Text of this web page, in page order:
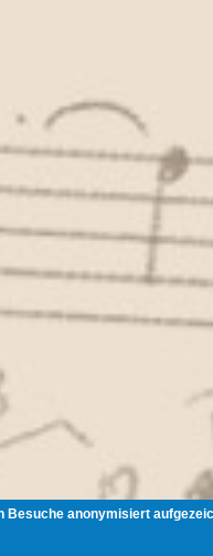
Besuche anonymisiert